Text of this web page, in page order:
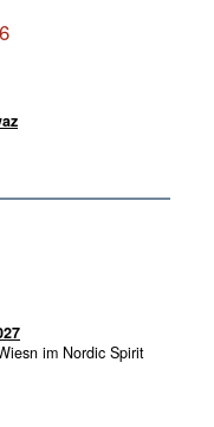
im Nordic Spirit